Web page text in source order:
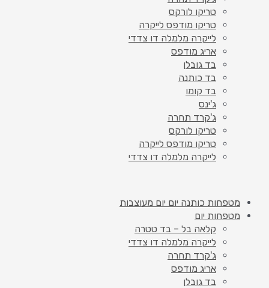
טריקו לורקס
טריקו מודפס לייקרה
לייקרה מלמלה דו צדדי
אריג מודפס
בד גובלן
בד כותנה
בד קומו
ג'ינס
ג'קרד תחרה
טריקו לורקס
טריקו מודפס לייקרה
לייקרה מלמלה דו צדדי
מטפחות כותנה יום יום מעוצבות
מטפחות יום
קלאה בל – בד טטרה
לייקרה מלמלה דו צדדי
ג'קרד תחרה
אריג מודפס
בד גובלן